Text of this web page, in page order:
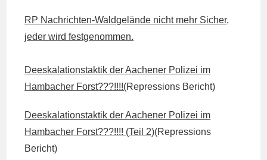
RP Nachrichten-Waldgelände nicht mehr Sicher,
jeder wird festgenommen.
Deeskalationstaktik der Aachener Polizei im
Hambacher Forst???!!!!(Repressions Bericht)
Deeskalationstaktik der Aachener Polizei im
Hambacher Forst???!!!! (Teil 2)(Repressions
Bericht)